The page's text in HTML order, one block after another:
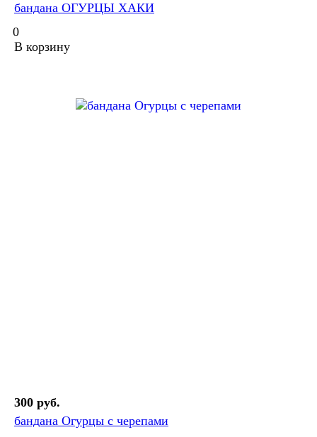
бандана ОГУРЦЫ ХАКИ
0
В корзину
300 руб.
бандана Огурцы с черепами